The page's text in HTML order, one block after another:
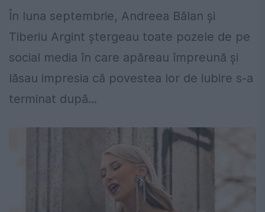
În luna septembrie, Andreea Bălan și
Tiberiu Argint ștergeau toate pozele de pe
social media în care apăreau împreună și
lăsau impresia că povestea lor de iubire s-a
terminat după...